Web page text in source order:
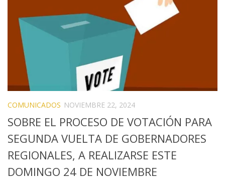
COMUNICADOS NOVIEMBRE 22, 2024
SOBRE EL PROCESO DE VOTACIÓN PARA
SEGUNDA VUELTA DE GOBERNADORES
REGIONALES, A REALIZARSE ESTE
DOMINGO 24 DE NOVIEMBRE